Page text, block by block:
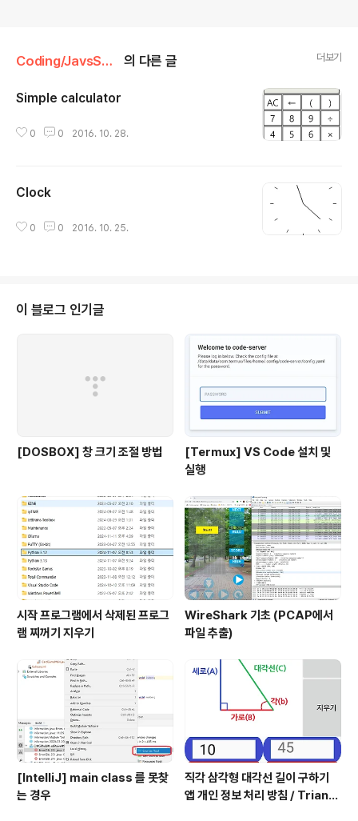
Coding/JavsScript 삽질기 의 다른 글 더보기
Simple calculator
0 0 2016. 10. 28.
Clock
0 0 2016. 10. 25.
이 블로그 인기글
[DOSBOX] 창 크기 조절 방법
[Termux] VS Code 설치 및
실행
시작 프로그램에서 삭제된 프로그
램 찌꺼기 지우기
WireShark 기초 (PCAP에서
파일 추출)
[IntelliJ] main class 를 못찾
는 경우
직각 삼각형 대각선 길이 구하기
앱 개인 정보 처리 방침 / Triangl